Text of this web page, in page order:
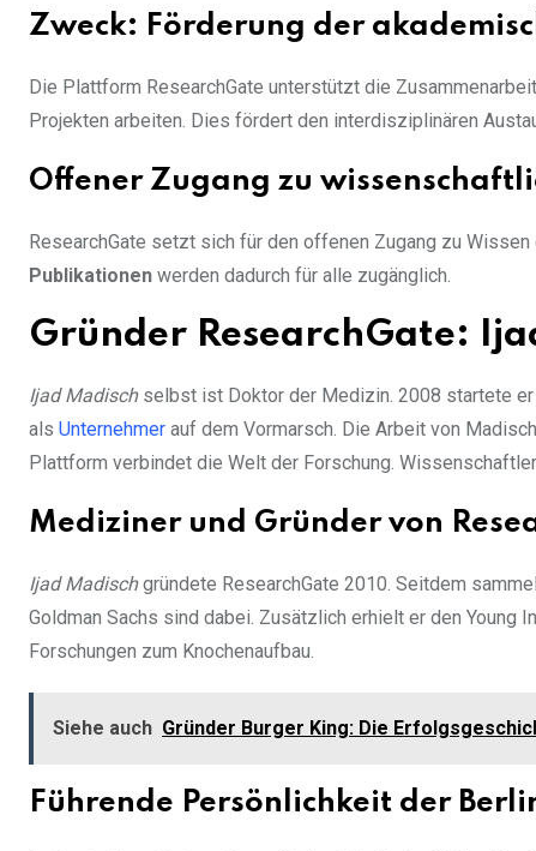
Zweck: Förderung der
Die Plattform ResearchGate unterstützt die
Projekten arbeiten. Dies fördert den interdisziplinären
Offener Zugang zu
ResearchGate setzt sich für den offenen Zugang zu
Publikationen werden dadurch für alle zugänglich.
Gründer ResearchGate:
Ijad Madischselbst ist Doktor der Medizin. 2008 startete
als Unternehmer auf dem Vormarsch. Die Arbeit von
Plattform verbindet die Welt der Forschung.
Mediziner und Gründer von
Ijad Madischgründete ResearchGate 2010. Seitdem
Goldman Sachs sind dabei. Zusätzlich erhielt er den
Forschungen zum Knochenaufbau.
Siehe auch Gründer Burger King: Die
Führende Persönlichkeit der